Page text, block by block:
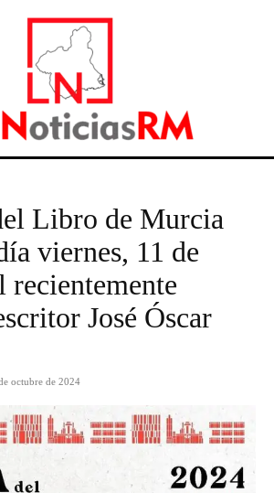
Libro de Murcia
viernes, 11 de
recientemente
José Óscar
octubre de 2024